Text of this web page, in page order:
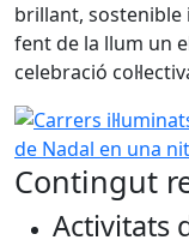
brillant,
fent de la llum un
celebració
Carrers
Contingut
Activitats